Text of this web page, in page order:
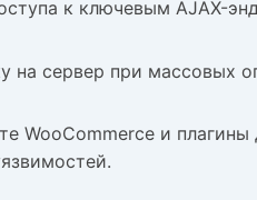
к ключевым AJAX-
на сервер при массовых
WooCommerce и плагины